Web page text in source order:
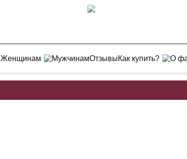
Женщинам МужчинамОтзывыКак купить? О